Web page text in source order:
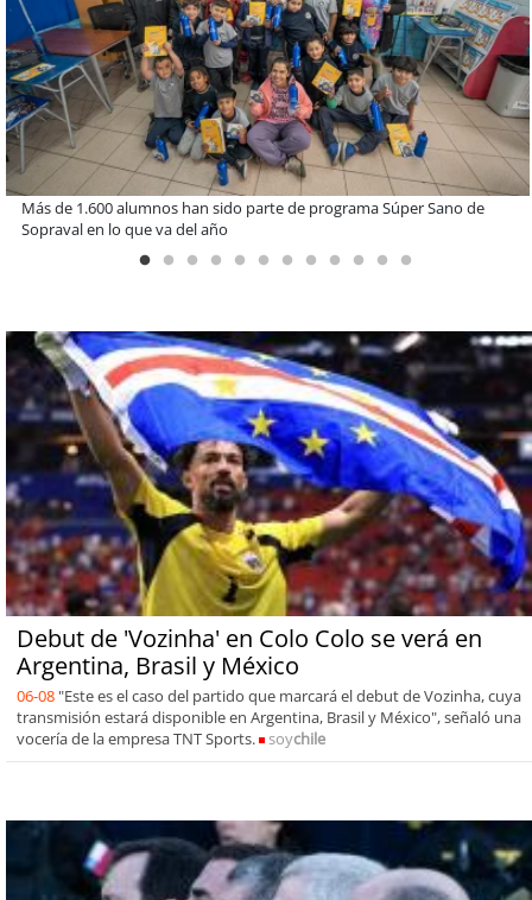
Miguel Palacios asume la presidencia de Magallanes Puerto
Sostenible con foco en la vinculación ciudadana
Debut de 'Vozinha' en Colo Colo se verá en
Argentina, Brasil y México
06-08 "Este es el caso del partido que marcará el debut de Vozinha, cuya
transmisión estará disponible en Argentina, Brasil y México", señaló una
vocería de la empresa TNT Sports.
soychile